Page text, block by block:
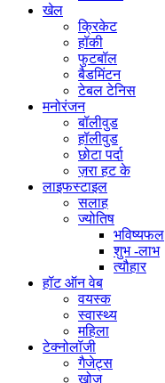
खेल
क्रिकेट
हॉकी
फुटबॉल
बैडमिंटन
टेबल टेनिस
मनोरंजन
बॉलीवुड
हॉलीवुड
छोटा पर्दा
ज़रा हट के
लाइफस्टाइल
सलाह
ज्योतिष
भविष्यफल
शुभ -लाभ
त्यौहार
हॉट ऑन वेब
वयस्क
स्वास्थ्य
महिला
टेक्नोलॉजी
गैजेट्स
खोज